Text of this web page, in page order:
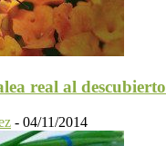
real al descubierto
- 04/11/2014